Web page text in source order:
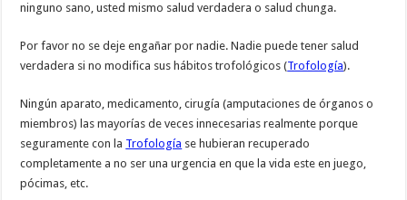
ninguno sano, usted mismo salud verdadera o salud chunga.
Por favor no se deje engañar por nadie. Nadie puede tener salud
verdadera si no modifica sus hábitos trofológicos (Trofología).
Ningún aparato, medicamento, cirugía (amputaciones de órganos o
miembros) las mayorías de veces innecesarias realmente porque
seguramente con la Trofología se hubieran recuperado
completamente a no ser una urgencia en que la vida este en juego,
pócimas, etc.